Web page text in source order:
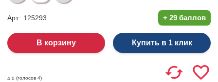
Арт.: 125293 + 29 баллов
Купить в 1 клик
4.0 (голосов 4)